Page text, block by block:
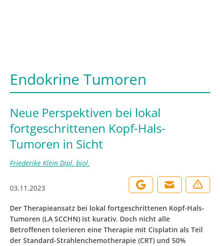
Endokrine Tumoren
Neue Perspektiven bei lokal
fortgeschrittenen Kopf-Hals-
Tumoren in Sicht
Friederike Klein Dipl. biol.
03.11.2023
Der Therapieansatz bei lokal fortgeschrittenen Kopf-Hals-
Tumoren (LA SCCHN) ist kurativ. Doch nicht alle
Betroffenen tolerieren eine Therapie mit Cisplatin als Teil
der Standard-Strahlenchemotherapie (CRT) und 50%